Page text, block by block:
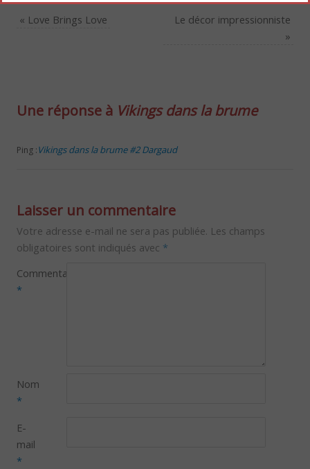
« Love Brings Love
Le décor impressionniste
»
Une réponse à Vikings dans la brume
Ping :Vikings dans la brume #2 Dargaud
Laisser un commentaire
Votre adresse e-mail ne sera pas publiée. Les champs
obligatoires sont indiqués avec *
Commentaire
*
Nom
*
E-
mail
*